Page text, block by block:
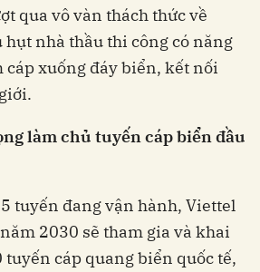
qua vô vàn thách thức về
hụt nhà thầu thi công có năng
xuống đáy biển, kết nối
làm chủ tuyếncáp biển đầu
tuyến đang vận hành, Viettel
2030 sẽ tham gia và khai
tuyến cáp quang biển quốc tế,